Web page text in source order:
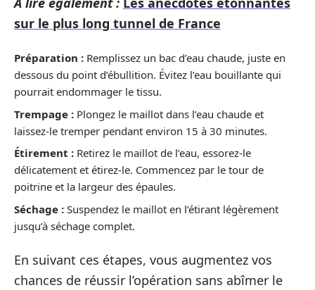
sur le plus long tunnel de France
Préparation : Remplissez un bac d’eau chaude, juste en
dessous du point d’ébullition. Évitez l’eau bouillante qui
pourrait endommager le tissu.
Trempage : Plongez le maillot dans l’eau chaude et
laissez-le tremper pendant environ 15 à 30 minutes.
Étirement : Retirez le maillot de l’eau, essorez-le
délicatement et étirez-le. Commencez par le tour de
poitrine et la largeur des épaules.
Séchage : Suspendez le maillot en l’étirant légèrement
jusqu’à séchage complet.
En suivant ces étapes, vous augmentez vos
chances de réussir l’opération sans abîmer le